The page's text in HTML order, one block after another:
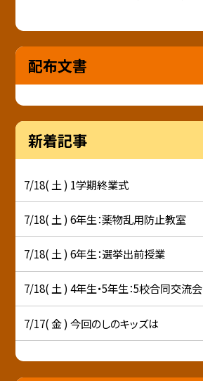
配布文書
新着記事
7/18( 土 ) 1学期終業式
7/18( 土 ) 6年生：薬物乱用防止教室
7/18( 土 ) 6年生：選挙出前授業
7/18( 土 ) 4年生・5年生：5校合同交流会
7/17( 金 ) 今回のしのキッズは